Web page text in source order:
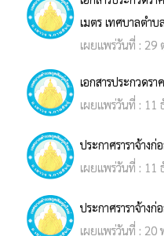
เมตร เทศบาลตำ
เผยแพร่วันที่ : 29
เอกสารประกวดร
เผยแพร่วันที่ : 11
ประกาศราราจ้าง
เผยแพร่วันที่ : 11
ประกาศราราจ้าง
เผยแพร่วันที่ : 20